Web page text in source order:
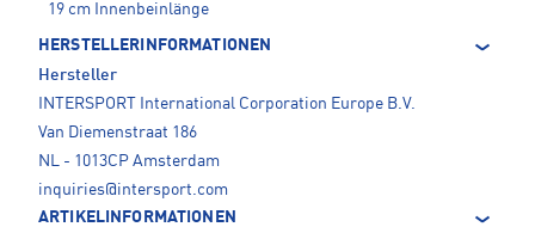
19 cm Innenbeinlänge
HERSTELLERINFORMATIONEN
Hersteller
INTERSPORT International Corporation Europe B.V.
Van Diemenstraat 186
NL - 1013CP Amsterdam
inquiries@intersport.com
ARTIKELINFORMATIONEN